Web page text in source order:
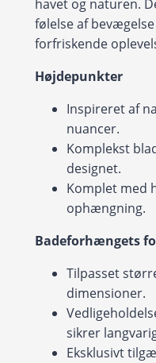
havet og naturen.
følelse af
forfriskende
Højdepunkter
Inspireret af
nuancer.
Komplekst
designet.
Komplet med
ophængning.
Badeforhængets
Tilpasset
dimensioner.
sikrer
Eksklusivt